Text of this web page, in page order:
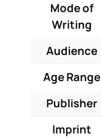
Mode of
Writing
Audience
Age Range
Publisher
Imprint